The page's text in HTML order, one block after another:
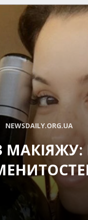
NEWSDAILY.ORG.UA